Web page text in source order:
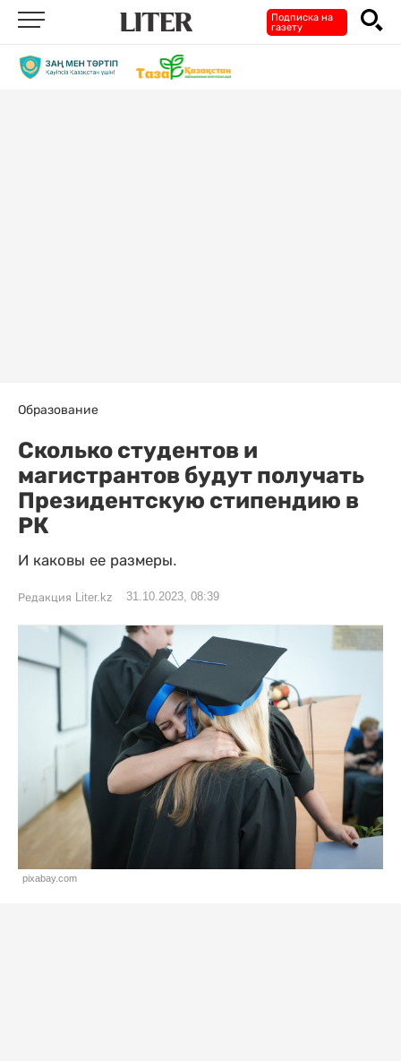
Подписка на
газету
Образование
Сколько студентов и
магистрантов будут получать
Президентскую стипендию в
РК
И каковы ее размеры.
Редакция Liter.kz 31.10.2023, 08:39
pixabay.com